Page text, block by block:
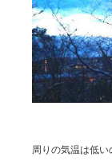
周りの気温は低